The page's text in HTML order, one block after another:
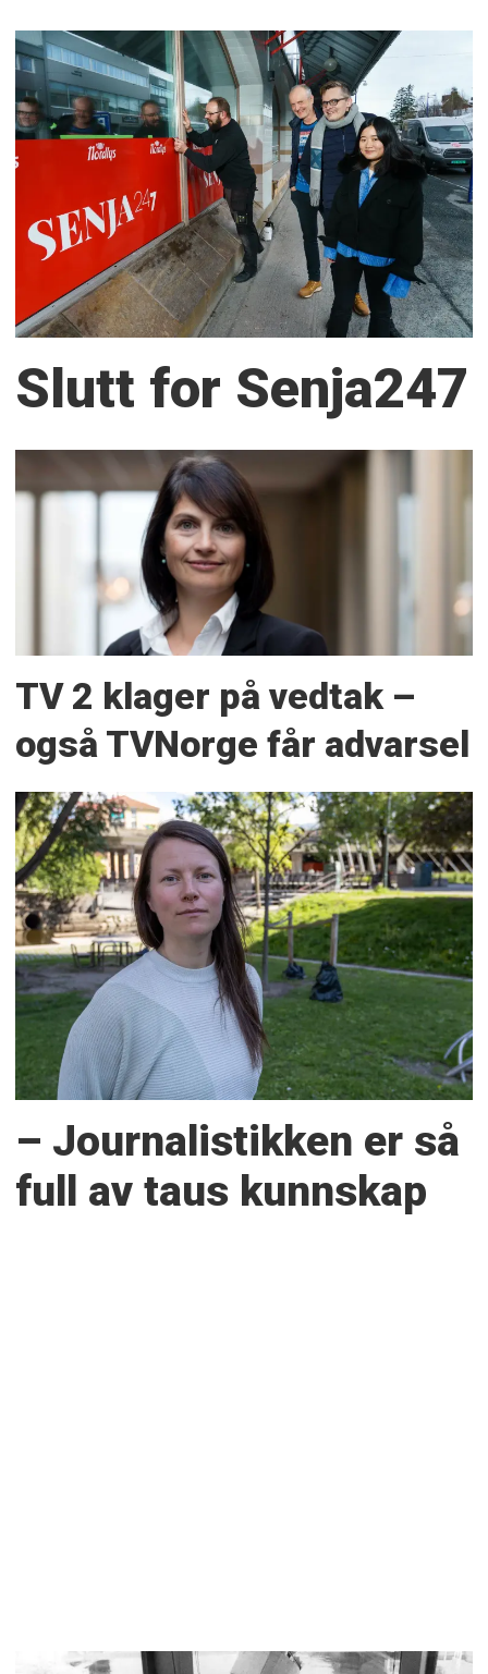
Slutt for Senja247
TV 2 klager på vedtak –
også TVNorge får advarsel
– Journalistikken er så
full av taus kunnskap